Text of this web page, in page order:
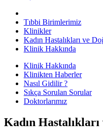
Tıbbi Birimlerimiz
Klinikler
Kadın Hastalıkları ve
Klinik Hakkında
Klinik Hakkında
Klinikten Haberler
Nasıl Gidilir ?
Sıkça Sorulan Sorular
Doktorlarımız
Kadın